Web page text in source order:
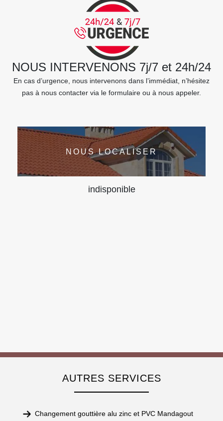
NOUS INTERVENONS 7j/7 et 24h/24
En cas d’urgence, nous intervenons dans l’immédiat, n’hésitez
pas à nous contacter via le formulaire ou à nous appeler.
NOUS LOCALISER
indisponible
AUTRES SERVICES
Changement gouttière alu zinc et PVC Mandagout